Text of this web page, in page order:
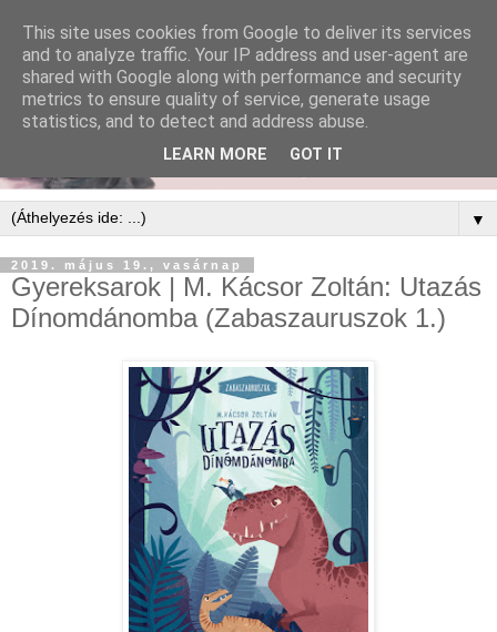
▼
2019. május 19., vasárnap
Gyereksarok | M. Kácsor Zoltán: Utazás
Dínomdánomba (Zabaszauruszok 1.)
This site uses cookies from Google to deliver its services
and to analyze traffic. Your IP address and user-agent are
shared with Google along with performance and security
metrics to ensure quality of service, generate usage
statistics, and to detect and address abuse.
LEARN MORE GOT IT